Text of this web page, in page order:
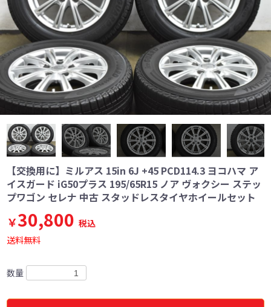
【交換用に】ミルアス 15in 6J +45 PCD114.3 ヨコハマ ア
イスガード iG50プラス 195/65R15 ノア ヴォクシー ステッ
プワゴン セレナ 中古 スタッドレスタイヤホイールセット
￥30,800 税込
送料無料
数量